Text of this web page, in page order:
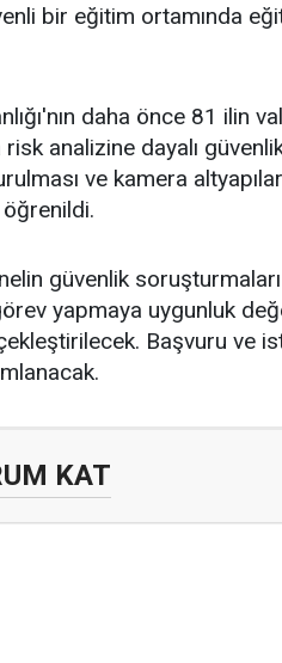
bir eğitim ortamında
daha önce 81 ilin
analizine dayalı
ve kamera
öğrenildi.
güvenlik soruşturmaları
yapmaya uygunluk
Başvuru ve
KAT